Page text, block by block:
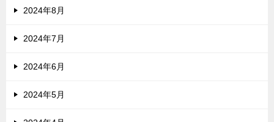
2024年8月
2024年7月
2024年6月
2024年5月